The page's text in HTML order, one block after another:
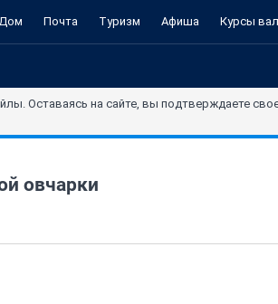
Почта Туризм Афиша Курсы
Оставаясь на сайте, вы подтверждаете
овчарки